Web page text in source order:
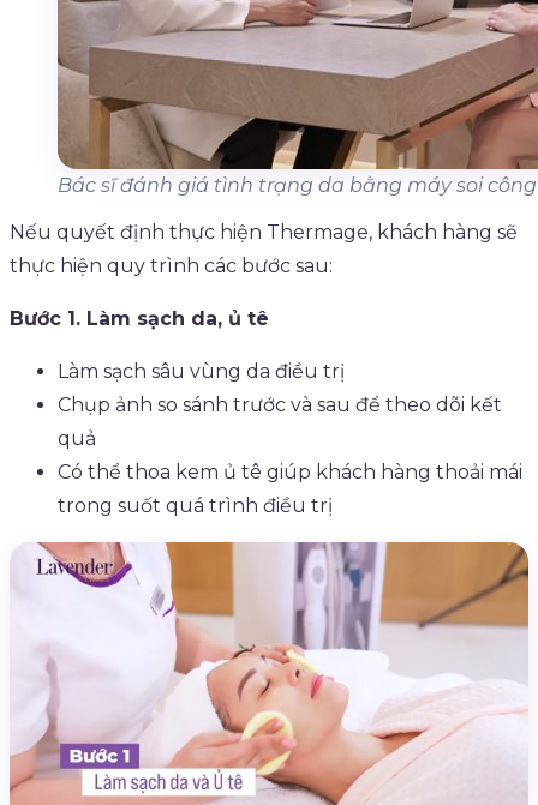
Bác sĩ đánh giá tình trạng da bằng máy soi
Nếu quyết định thực hiện Thermage, khách hàng sẽ
thực hiện quy trình các bước sau:
Bước 1. Làm sạch da, ủ tê
Làm sạch sâu vùng da điều trị
Chụp ảnh so sánh trước và sau để theo dõi kết
quả
Có thể thoa kem ủ tê giúp khách hàng thoải mái
trong suốt quá trình điều trị